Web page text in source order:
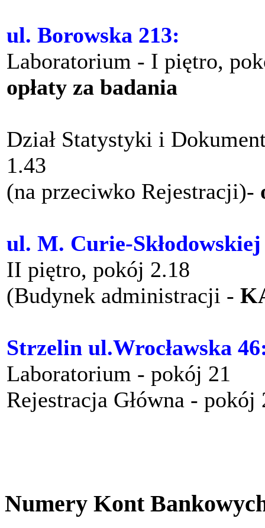
ul. Borowska 213:
Laboratorium - I piętro,
opłaty za badania
Dział Statystyki i
1.43
(na przeciwko Rejestracji)-
ul. M. Curie-Skłodowskiej
II piętro, pokój 2.18
(Budynek administracji -
Strzelin ul.Wrocławska
Laboratorium - pokój 21
Rejestracja Główna -
Numery Kont